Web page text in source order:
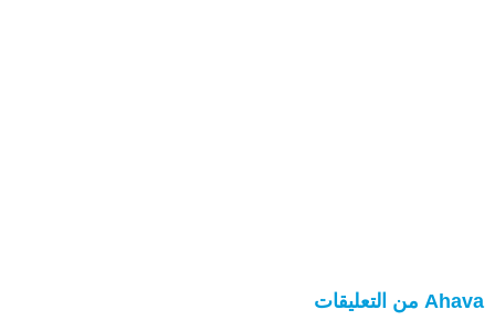
Ahava من التعليقات